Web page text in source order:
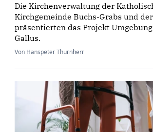
Die Kirchenverwaltung der
Kirchgemeinde Buchs-Grabs und
präsentierten das Projekt
Gallus.
Von Hanspeter Thurnherr